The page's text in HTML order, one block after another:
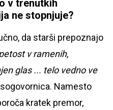
v trenutkih
ne stopnjuje?
da starši prepoznajo
v ramenih,
glas ... telo vedno ve
Namesto
kratek premor,